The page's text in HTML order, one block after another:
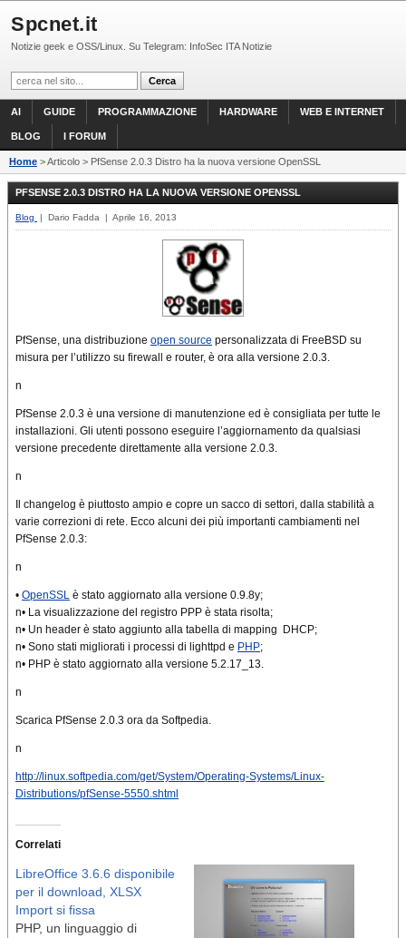
Spcnet.it
Notizie geek e OSS/Linux. Su Telegram: InfoSec ITA Notizie
AI GUIDE PROGRAMMAZIONE HARDWARE WEB E INTERNET
BLOG I FORUM
Home > Articolo > PfSense 2.0.3 Distro ha la nuova versione OpenSSL
PFSENSE 2.0.3 DISTRO HA LA NUOVA VERSIONE OPENSSL
Blog | Dario Fadda | Aprile 16, 2013
PfSense, una distribuzione open source personalizzata di FreeBSD su
misura per l’utilizzo su firewall e router, è ora alla versione 2.0.3.
n
PfSense 2.0.3 è una versione di manutenzione ed è consigliata per tutte le
installazioni. Gli utenti possono eseguire l’aggiornamento da qualsiasi
versione precedente direttamente alla versione 2.0.3.
n
Il changelog è piuttosto ampio e copre un sacco di settori, dalla stabilità a
varie correzioni di rete. Ecco alcuni dei più importanti cambiamenti nel
PfSense 2.0.3:
n
• OpenSSL è stato aggiornato alla versione 0.9.8y;
n• La visualizzazione del registro PPP è stata risolta;
n• Un header è stato aggiunto alla tabella di mapping DHCP;
n• Sono stati migliorati i processi di lighttpd e PHP;
n• PHP è stato aggiornato alla versione 5.2.17_13.
n
Scarica PfSense 2.0.3 ora da Softpedia.
n
http://linux.softpedia.com/get/System/Operating-Systems/Linux-
Distributions/pfSense-5550.shtml
Correlati
LibreOffice 3.6.6 disponibile
per il download, XLSX
Import si fissa
PHP, un linguaggio di